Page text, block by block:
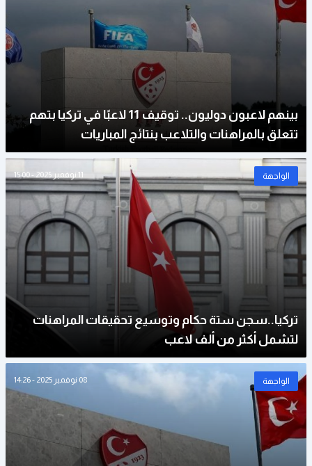
بينهم لاعبون دوليون.. توقيف 11 لاعبًا في تركيا بتهم
تتعلق بالمراهنات والتلاعب بنتائج المباريات
الواجهة 11 نوفمبر 2025 - 15:00
تركيا..سجن ستة حكام وتوسيع تحقيقات المراهنات
لتشمل أكثر من ألف لاعب
الواجهة 08 نوفمبر 2025 - 14:26